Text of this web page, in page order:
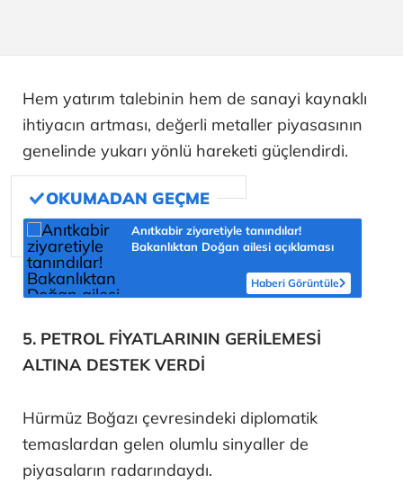
Hem yatırım talebinin hem de sanayi kaynaklı
ihtiyacın artması, değerli metaller piyasasının
genelinde yukarı yönlü hareketi güçlendirdi.
Anıtkabir ziyaretiyle tanındılar!
Bakanlıktan Doğan ailesi açıklaması
Haberi Görüntüle
5. PETROL FİYATLARININ GERİLEMESİ
ALTINA DESTEK VERDİ
Hürmüz Boğazı çevresindeki diplomatik
temaslardan gelen olumlu sinyaller de
piyasaların radarındaydı.